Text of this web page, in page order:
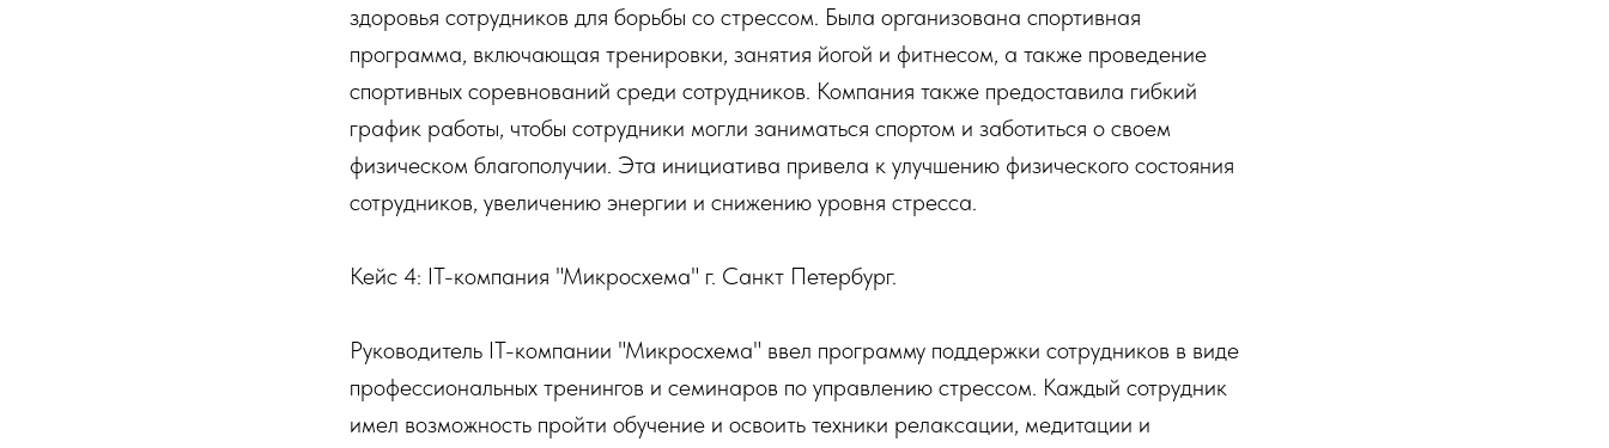
здоровья сотрудников для борьбы со стрессом. Была организована спортивная
программа, включающая тренировки, занятия йогой и фитнесом, а также проведение
спортивных соревнований среди сотрудников. Компания также предоставила гибкий
график работы, чтобы сотрудники могли заниматься спортом и заботиться о своем
физическом благополучии. Эта инициатива привела к улучшению физического состояния
сотрудников, увеличению энергии и снижению уровня стресса.
Кейс 4: IT-компания "Микросхема" г. Санкт Петербург.
Руководитель IT-компании "Микросхема" ввел программу поддержки сотрудников в виде
профессиональных тренингов и семинаров по управлению стрессом. Каждый сотрудник
имел возможность пройти обучение и освоить техники релаксации, медитации и